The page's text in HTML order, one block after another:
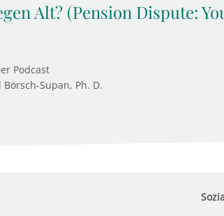
Alt? (Pension Dispute:
Podcast
Supan, Ph. D.